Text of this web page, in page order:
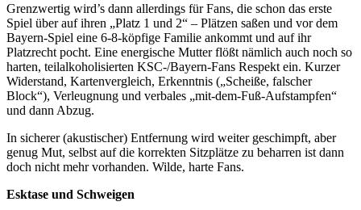
Grenzwertig wird’s dann allerdings für Fans, die schon das erste
Spiel über auf ihren „Platz 1 und 2“ – Plätzen saßen und vor dem
Bayern-Spiel eine 6-8-köpfige Familie ankommt und auf ihr
Platzrecht pocht. Eine energische Mutter flößt nämlich auch noch so
harten, teilalkoholisierten KSC-/Bayern-Fans Respekt ein. Kurzer
Widerstand, Kartenvergleich, Erkenntnis („Scheiße, falscher
Block“), Verleugnung und verbales „mit-dem-Fuß-Aufstampfen“
und dann Abzug.
In sicherer (akustischer) Entfernung wird weiter geschimpft, aber
genug Mut, selbst auf die korrekten Sitzplätze zu beharren ist dann
doch nicht mehr vorhanden. Wilde, harte Fans.
Esktase und Schweigen